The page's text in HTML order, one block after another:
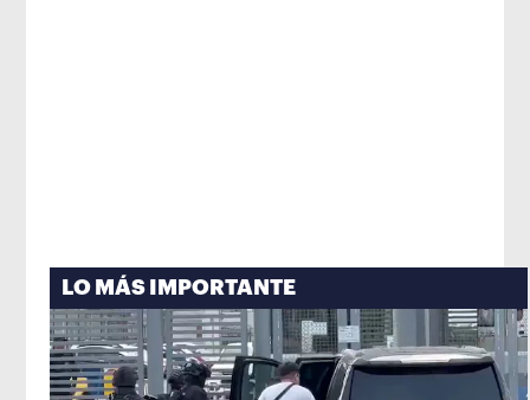
LO MÁS IMPORTANTE